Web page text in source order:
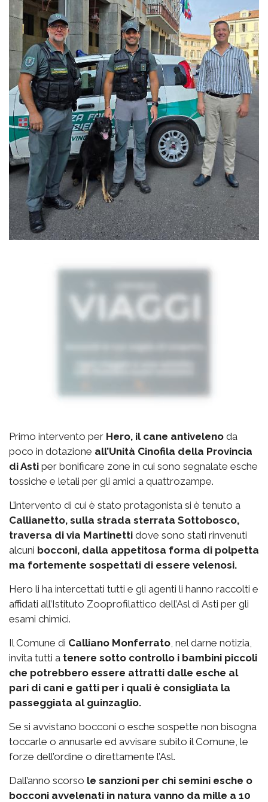
Primo intervento per Hero, il cane antiveleno da
poco in dotazione all’Unità Cinofila della Provincia
di Asti per bonificare zone in cui sono segnalate esche
tossiche e letali per gli amici a quattrozampe.
L’intervento di cui è stato protagonista si è tenuto a
Callianetto, sulla strada sterrata Sottobosco,
traversa di via Martinetti dove sono stati rinvenuti
alcuni bocconi, dalla appetitosa forma di polpetta
ma fortemente sospettati di essere velenosi.
Hero li ha intercettati tutti e gli agenti li hanno raccolti e
affidati all’Istituto Zooprofilattico dell’Asl di Asti per gli
esami chimici.
Il Comune di Calliano Monferrato , nel darne notizia,
invita tutti a tenere sotto controllo i bambini piccoli
che potrebbero essere attratti dalle esche al
pari di cani e gatti per i quali è consigliata la
passeggiata al guinzaglio.
Se si avvistano bocconi o esche sospette non bisogna
toccarle o annusarle ed avvisare subito il Comune, le
forze dell’ordine o direttamente l’Asl.
Dall’anno scorso le sanzioni per chi semini esche o
bocconi avvelenati in natura vanno da mille a 10